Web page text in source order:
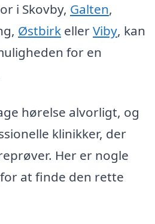
i Skovby, Galten,
Østbirk ellerViby, kan
for en
hørelse alvorligt, og
klinikker, der
Her er nogle
at finde den rette